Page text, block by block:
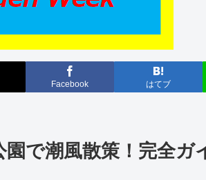
Facebook はてブ
園で潮風散策！完全ガ